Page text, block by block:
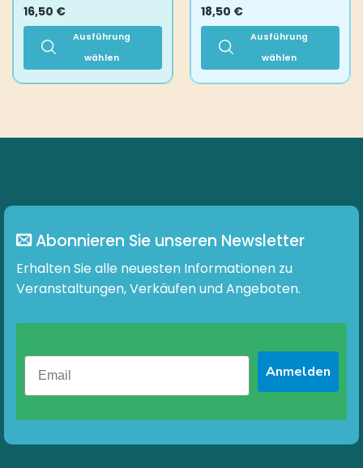
16,50 €
Ausführung
wählen
auf
der
Produktseite
gewählt
18,50 €
Ausführung
wählen
der
Produktseite
gewählt
Abonnieren Sie unseren Newsletter
Erhalten Sie alle neuesten Informationen zu
Veranstaltungen, Verkäufen und Angeboten.
Anmelden